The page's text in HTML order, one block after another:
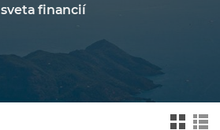
sveta financií
widok drz
ewa
felkowy